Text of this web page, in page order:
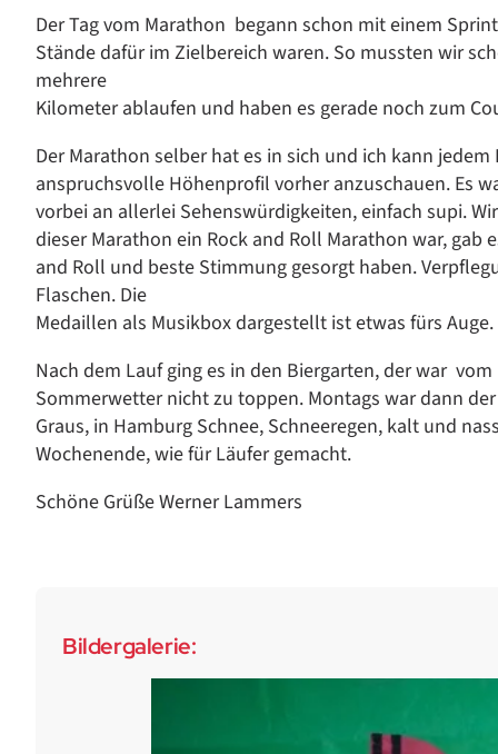
Der Tag vom Marathon begann schon mit einem
Stände dafür im Zielbereich waren. So mussten wir
mehrere
Kilometer ablaufen und haben es gerade noch zum
Der Marathon selber hat es in sich und ich kann
anspruchsvolle Höhenprofil vorher anzuschauen. Es
vorbei an allerlei Sehenswürdigkeiten, einfach supi.
dieser Marathon ein Rock and Roll Marathon war, gab
and Roll und beste Stimmung gesorgt haben.
Flaschen. Die
Medaillen als Musikbox dargestellt ist etwas fürs Auge.
Nach dem Lauf ging es in den Biergarten, der war
Sommerwetter nicht zu toppen. Montags war dann
Graus, in Hamburg Schnee, Schneeregen, kalt und
Wochenende, wie für Läufer gemacht.
Schöne Grüße Werner Lammers
Bildergalerie: